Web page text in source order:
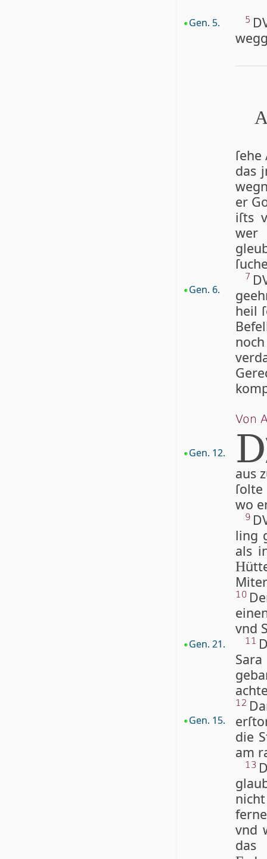
Gen. 5. 5
das
er
iſts
wer
Gen. 6.
7
heil
Von
Gen. 12. D
aus
wo
9
ling
als
H
10
vnd
Gen. 21.
Gen. 15.
11
12
die
am
13
vnd